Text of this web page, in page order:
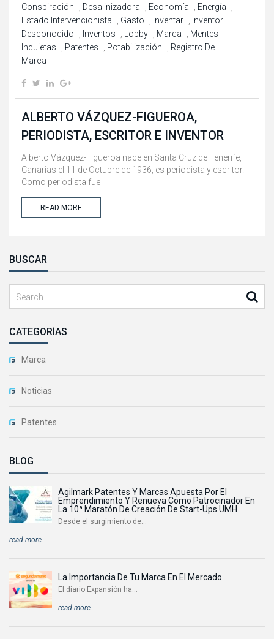
Conspiración
Desalinizadora Economía Energía
Estado Intervencionista
Gasto Inventar
Inventor
Desconocido
Inventos Lobby Marca
Mentes
Inquietas
Patentes Potabilización
Registro De
Marca
ALBERTO VÁZQUEZ-FIGUEROA,
PERIODISTA, ESCRITOR E INVENTOR
Alberto Vázquez-Figueroa nace en Santa Cruz de Tenerife,
Canarias el 11 de Octubre de 1936, es periodista y escritor.
Como periodista fue
READ MORE
BUSCAR
CATEGORÍAS
Marca
Noticias
Patentes
BLOG
Agilmark Patentes Y Marcas Apuesta Por El
Emprendimiento Y Renueva Como Patrocinador En
La 10ª Maratón De Creación De Start-Ups UMH
Desde el surgimiento de...
read more
La Importancia De Tu Marca En El Mercado
El diario Expansión ha...
read more